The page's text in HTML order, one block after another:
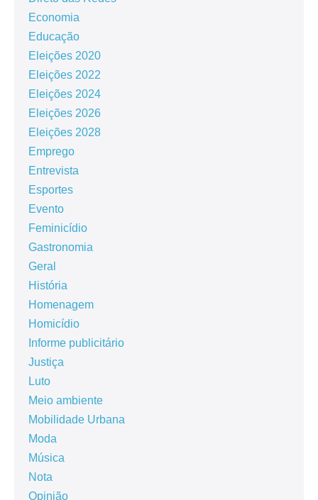
Economia
Educação
Eleições 2020
Eleições 2022
Eleições 2024
Eleições 2026
Eleições 2028
Emprego
Entrevista
Esportes
Evento
Feminicídio
Gastronomia
Geral
História
Homenagem
Homicídio
Informe publicitário
Justiça
Luto
Meio ambiente
Mobilidade Urbana
Moda
Música
Nota
Opinião